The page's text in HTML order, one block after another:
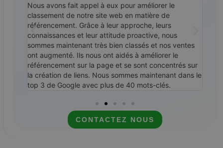
Nous avons fait appel à eux pour améliorer le
classement de notre site web en matière de
référencement. Grâce à leur approche, leurs
connaissances et leur attitude proactive, nous
sommes maintenant très bien classés et nos ventes
ont augmenté. Ils nous ont aidés à améliorer le
référencement sur la page et se sont concentrés sur
la création de liens. Nous sommes maintenant dans le
top 3 de Google avec plus de 40 mots-clés.
CONTACTEZ NOUS